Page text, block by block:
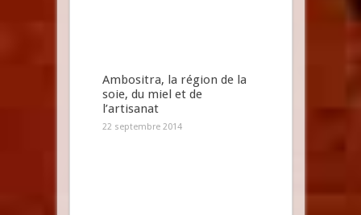
Ambositra, la région de la
soie, du miel et de
l’artisanat
22 septembre 2014